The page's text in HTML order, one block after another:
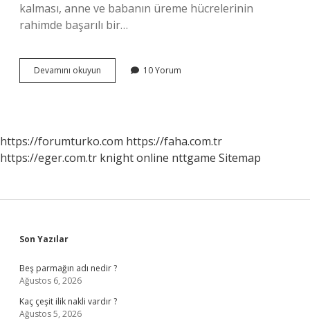
kalması, anne ve babanın üreme hücrelerinin
rahimde başarılı bir…
Devamını okuyun
Sistemi
10 Yorum
https://forumturko.com https://faha.com.tr
https://eger.com.tr knight online nttgame Sitemap
Sidebar
Son Yazılar
Beş parmağın adı nedir ?
Ağustos 6, 2026
Kaç çeşit ilik nakli vardır ?
Ağustos 5, 2026